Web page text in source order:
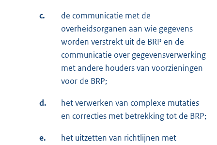
c.
de communicatie met de
overheidsorganen aan wie gegevens
worden verstrekt uit de BRP en de
communicatie over gegevensverwerking
met andere houders van voorzieningen
voor de BRP;
d.
het verwerken van complexe mutaties
en correcties met betrekking tot de BRP;
e.
het uitzetten van richtlijnen met